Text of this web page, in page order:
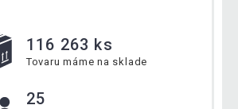
116 263 ks
Tovaru máme na sklade
25